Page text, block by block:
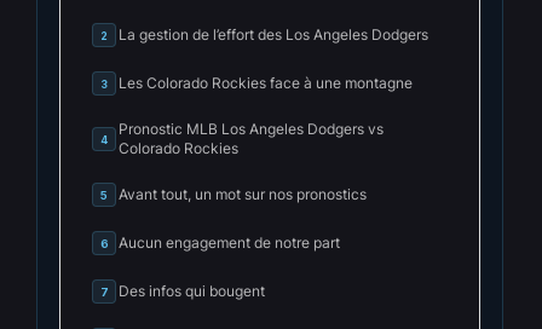
2 La gestion de l’effort des Los Angeles Dodgers
3 Les Colorado Rockies face à une montagne
4
Pronostic MLB Los Angeles Dodgers vs
Colorado Rockies
5 Avant tout, un mot sur nos pronostics
6 Aucun engagement de notre part
7 Des infos qui bougent